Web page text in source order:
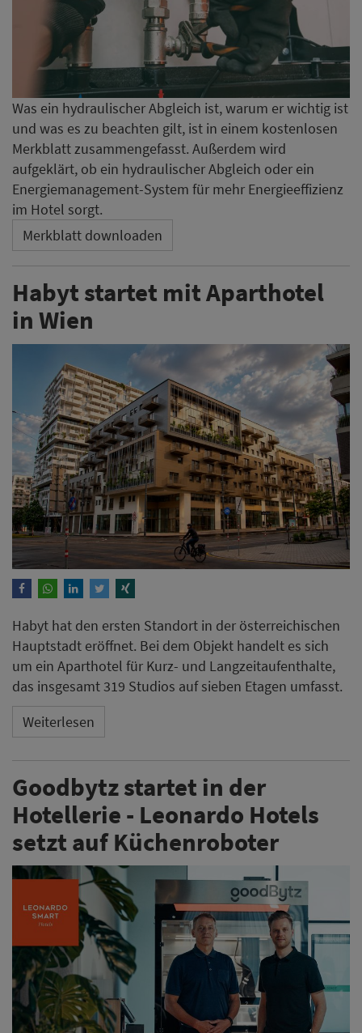
Was ein hydraulischer Abgleich ist, warum er wichtig ist
und was es zu beachten gilt, ist in einem kostenlosen
Merkblatt zusammengefasst. Außerdem wird
aufgeklärt, ob ein hydraulischer Abgleich oder ein
Energiemanagement-System für mehr Energieeffizienz
im Hotel sorgt.
Merkblatt downloaden
Habyt startet mit Aparthotel
in Wien
Habyt hat den ersten Standort in der österreichischen
Hauptstadt eröffnet. Bei dem Objekt handelt es sich
um ein Aparthotel für Kurz- und Langzeitaufenthalte,
das insgesamt 319 Studios auf sieben Etagen umfasst.
Weiterlesen
Goodbytz startet in der
Hotellerie - Leonardo Hotels
setzt auf Küchenroboter